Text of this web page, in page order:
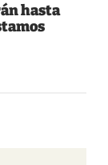
hasta